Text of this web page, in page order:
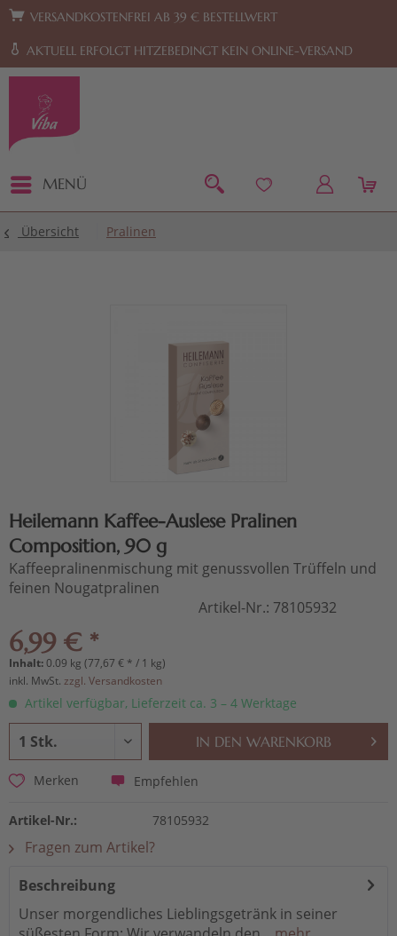
Zur Hauptnavigation springen Zum Footer springen
VERSANDKOSTENFREI AB 39 € BESTELLWERT
AKTUELL ERFOLGT HITZEBEDINGT KEIN ONLINE-VERSAND
MENÜ
Übersicht Pralinen
Heilemann Kaffee-Auslese Pralinen
Composition, 90 g
Kaffeepralinenmischung mit genussvollen Trüffeln und
feinen Nougatpralinen
Artikel-Nr.: 78105932
6,99 € *
Inhalt:0.09 kg (77,67 € * / 1 kg)
inkl. MwSt. zzgl. Versandkosten
Artikel verfügbar, Lieferzeit ca. 3 – 4 Werktage
IN DEN WARENKORB
Merken Empfehlen
Artikel-Nr.: 78105932
Fragen zum Artikel?
Beschreibung
Unser morgendliches Lieblingsgetränk in seiner